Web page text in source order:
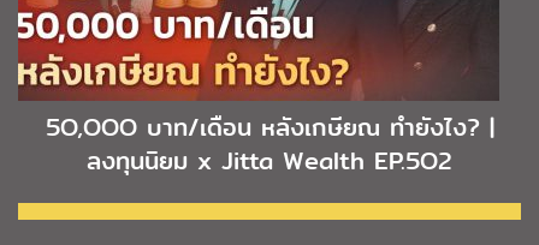
5O,OOO บาท/เดือน หลังเกษียณ ทำยังไง? |
ลงทุนนิยม x Jitta Wealth EP.5O2